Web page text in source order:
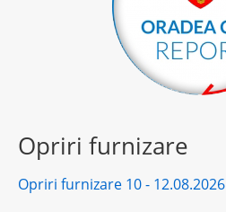
Opriri furnizare
Opriri furnizare 10 - 12.08.2026